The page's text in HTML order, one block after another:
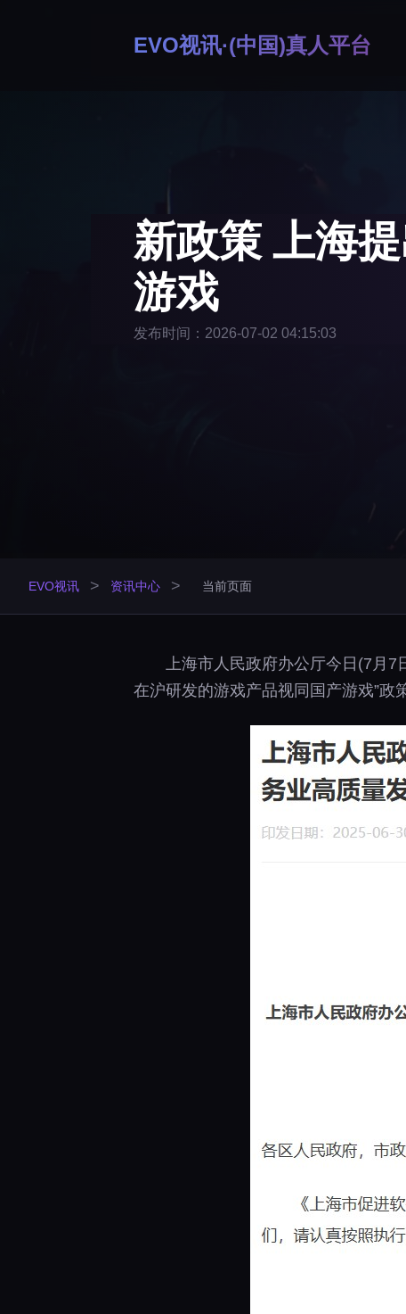
EVO视讯·(中国)真人平台
新政策 上海
游戏
发布时间：2026-07-02 04:15:03
EVO视讯 > 资讯中心 > 当前页面
上海市人民政府办公厅今日(7月7
在沪研发的游戏产品视同国产游戏”政